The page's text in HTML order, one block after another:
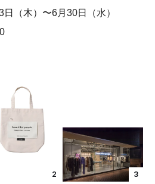
（木）〜6月30日（水）
2 3